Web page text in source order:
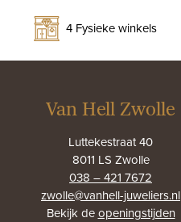
4 Fysieke winkels
Van Hell Zwolle
Luttekestraat 40
8011 LS Zwolle
038 – 421 7672
zwolle@vanhell-juweliers.nl
Bekijk deopeningstijden